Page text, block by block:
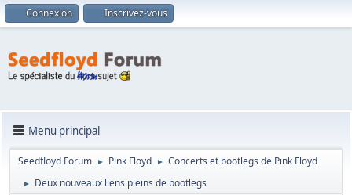
Connexion Inscrivez-vous
Menu principal
Seedfloyd Forum ► Pink Floyd ► Concerts et bootlegs de Pink Floyd
► Deux nouveaux liens pleins de bootlegs